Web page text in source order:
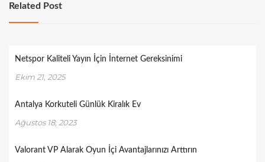
Related Post
Netspor Kaliteli Yayın İçin İnternet Gereksinimi
Ekim 21, 2025
Antalya Korkuteli Günlük Kiralık Ev
Ağustos 18, 2023
Valorant VP Alarak Oyun İçi Avantajlarınızı Arttırın